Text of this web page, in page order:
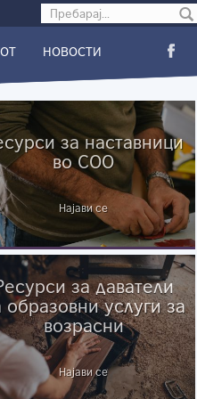
Search form
НОВОСТИ
за наставници
во СОО
Најави се
за даватели
образовни услуги за
возрасни
Најави се